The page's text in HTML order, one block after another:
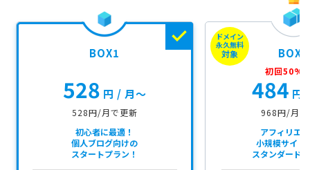
BOX1
528 円 / 月〜
528円/月で更新
初心者に最適！
個人ブログ向けの
スタートプラン！
ドメイン
永久無料
対象 BOX2
初回
484 円
968円/月で
アフィリエ
小規模サイト
スタンダード